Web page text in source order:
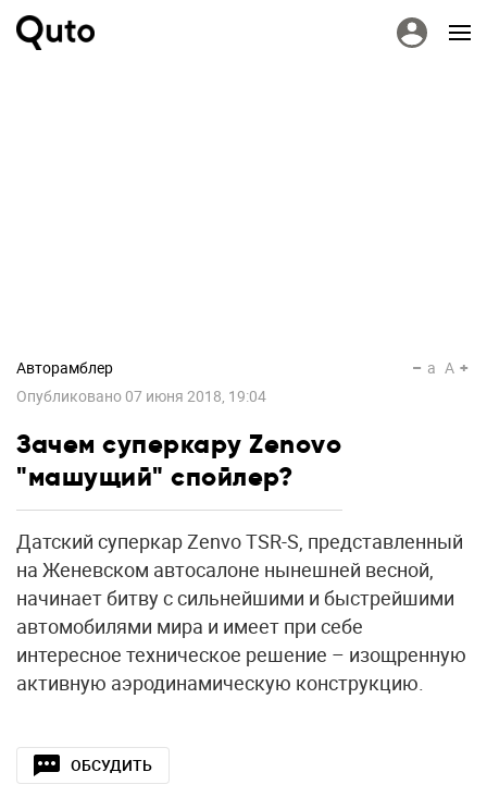
Авторамблер
Опубликовано 07 июня 2018, 19:04
a A
Зачем суперкару Zenovo
"машущий" спойлер?
Датский суперкар Zenvo TSR-S, представленный
на Женевском автосалоне нынешней весной,
начинает битву с сильнейшими и быстрейшими
автомобилями мира и имеет при себе
интересное техническое решение – изощренную
активную аэродинамическую конструкцию.
ОБСУДИТЬ